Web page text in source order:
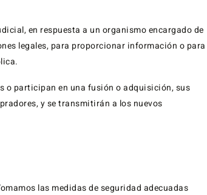
en respuesta a un organismo encargado de
legales, para proporcionar información o para
o participan en una fusión o adquisición, sus
y se transmitirán a los nuevos
las medidas de seguridad adecuadas